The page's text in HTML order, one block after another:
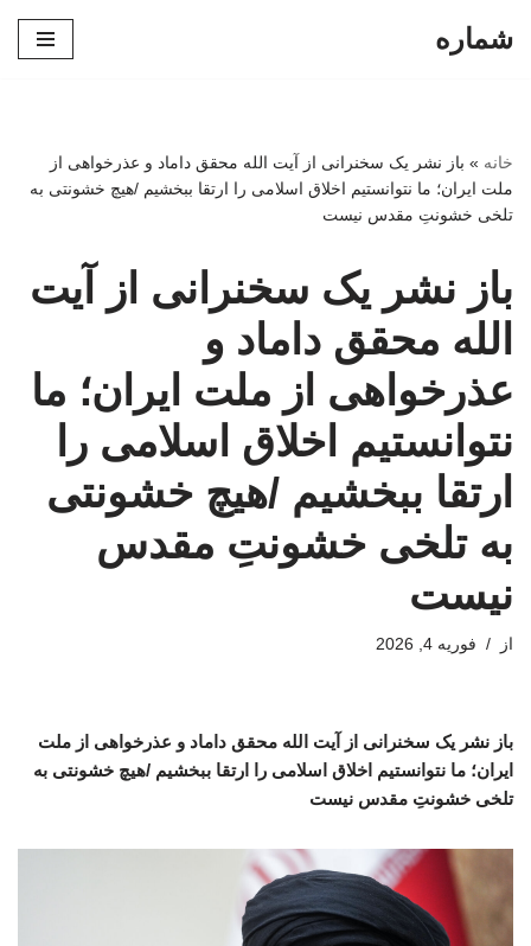
شماره
خانه » باز نشر یک سخنرانی از آیت الله محقق داماد و عذرخواهی از
ملت ایران؛ ما نتوانستیم اخلاق اسلامی را ارتقا ببخشیم /هیچ خشونتی به
تلخی خشونتِ مقدس نیست
باز نشر یک سخنرانی از آیت
الله محقق داماد و
عذرخواهی از ملت ایران؛ ما
نتوانستیم اخلاق اسلامی را
ارتقا ببخشیم /هیچ خشونتی
به تلخی خشونتِ مقدس
نیست
از فوریه 4, 2026
باز نشر یک سخنرانی از آیت الله محقق داماد و عذرخواهی از ملت
ایران؛ ما نتوانستیم اخلاق اسلامی را ارتقا ببخشیم /هیچ خشونتی به
تلخی خشونتِ مقدس نیست